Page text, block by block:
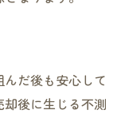
だ後も安心して
後に生じる不測